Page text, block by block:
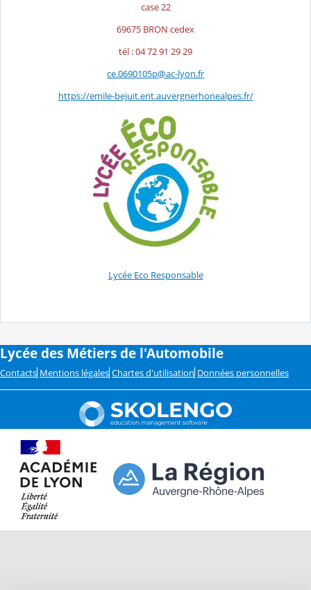
case 22
69675 BRON cedex
tél : 04 72 91 29 29
ce.0690105p@ac-lyon.fr
https://emile-bejuit.ent.auvergnerhonealpes.fr/
​Lycée Eco Responsable
Lycée des Métiers de l'Automobile
Contacts Mentions légales Chartes d'utilisation Données personnelles